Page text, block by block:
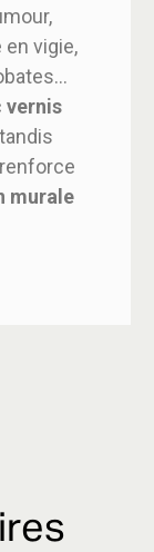
vigie,
vernis
renforce
murale